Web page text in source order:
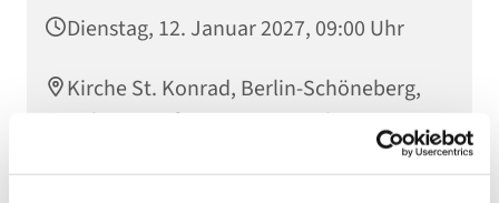
Dienstag, 12. Januar 2027, 09:00 Uhr
Kirche St. Konrad, Berlin-Schöneberg,
Rubensstraße 78, 12157 Berlin